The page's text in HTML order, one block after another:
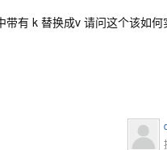
有 k 替换成v 请问这个该如何